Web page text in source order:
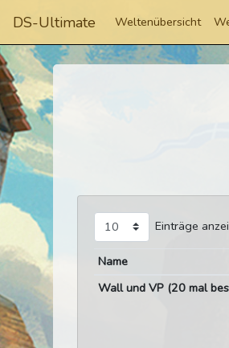
DS-Ultimate Weltenübersicht
Einträge
Name
Wall und VP (20 mal